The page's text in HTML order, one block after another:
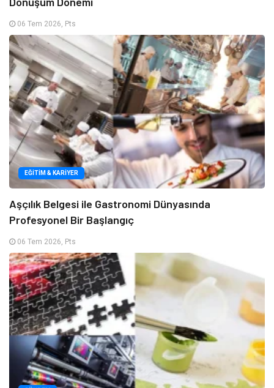
06 Tem 2026, Pts
EĞITIM & KARIYER
Aşçılık Belgesi ile Gastronomi Dünyasında
Profesyonel Bir Başlangıç
06 Tem 2026, Pts